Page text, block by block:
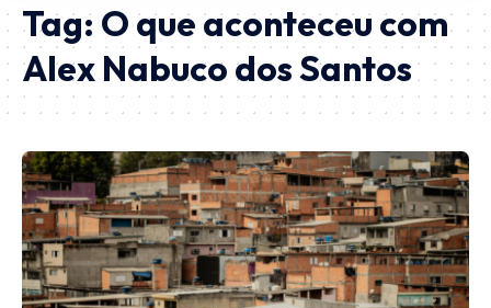
Tag: O que aconteceu com
Alex Nabuco dos Santos